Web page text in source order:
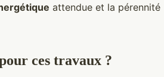
attendue et la pérennité
ces travaux ?